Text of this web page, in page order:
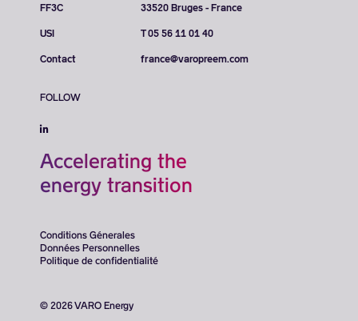
FF3C
USI
Contact
33520 Bruges - France
T 05 56 11 01 40
france@varopreem.com
FOLLOW
Accelerating the
energy transition
© 2026 VARO Energy
Conditions Génerales
Données Personnelles
Politique de confidentialité